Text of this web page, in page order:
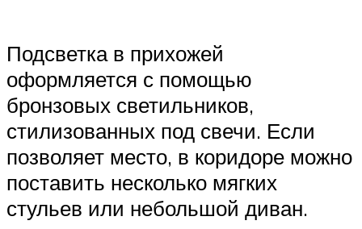
Подсветка в прихожей
оформляется с помощью
бронзовых светильников,
стилизованных под свечи. Если
позволяет место, в коридоре можно
поставить несколько мягких
стульев или небольшой диван.